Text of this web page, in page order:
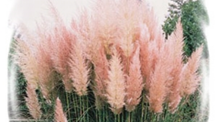
5 백합
6 채송화
7 시계초
8 플록스